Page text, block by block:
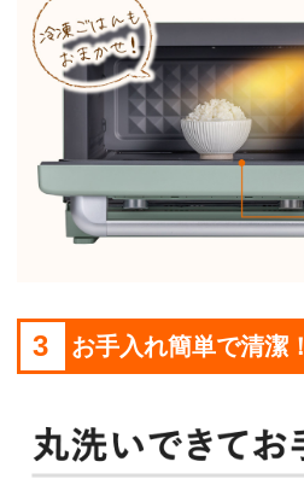
3 お手入れ簡単で清潔！